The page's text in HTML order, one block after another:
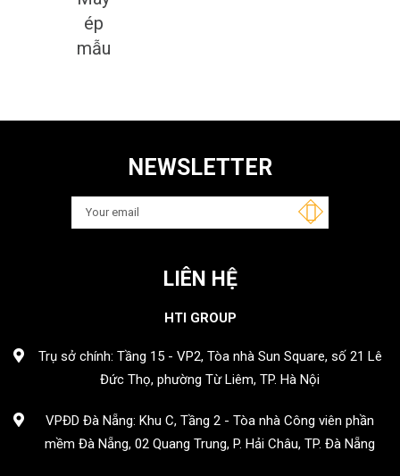
ép
mẫu
NEWSLETTER
LIÊN HỆ
HTI GROUP
Trụ sở chính: Tầng 15 - VP2, Tòa nhà Sun Square, số 21 Lê
Đức Thọ, phường Từ Liêm, TP. Hà Nội
VPĐD Đà Nẵng: Khu C, Tầng 2 - Tòa nhà Công viên phần
mềm Đà Nẵng, 02 Quang Trung, P. Hải Châu, TP. Đà Nẵng